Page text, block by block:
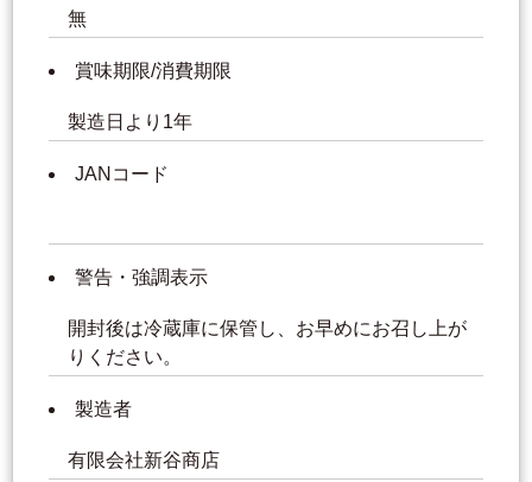
無
賞味期限/消費期限
製造日より1年
JANコード
警告・強調表示
開封後は冷蔵庫に保管し、お早めにお召し上が
りください。
製造者
有限会社新谷商店